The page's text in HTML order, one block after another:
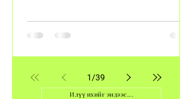
1 /39
Илүү ихийг эндээс...